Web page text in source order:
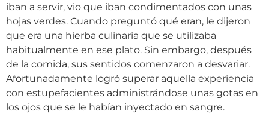
iban a servir, vio que iban condimentados con unas
hojas verdes. Cuando preguntó qué eran, le dijeron
que era una hierba culinaria que se utilizaba
habitualmente en ese plato. Sin embargo, después
de la comida, sus sentidos comenzaron a desvariar.
Afortunadamente logró superar aquella experiencia
con estupefacientes administrándose unas gotas en
los ojos que se le habían inyectado en sangre.